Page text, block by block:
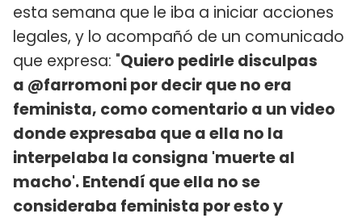
esta semana que le iba a iniciar acciones
legales, y lo acompañó de un comunicado
que expresa: "Quiero pedirle disculpas
a @farromoni por decir que no era
feminista, como comentario a un video
donde expresaba que a ella no la
interpelaba la consigna 'muerte al
macho'. Entendí que ella no se
consideraba feminista por esto y